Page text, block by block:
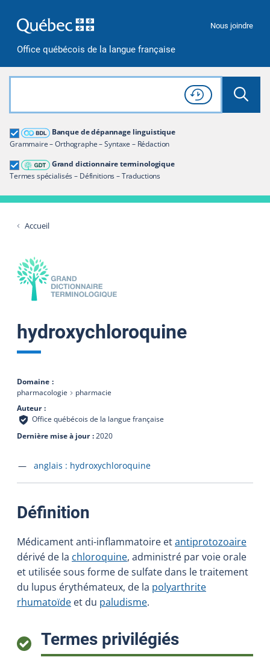
Office québécois de la langue française
Nous joindre
Rechercher dans tout le site
Lancer
Consulter l'
Historique
de recherche
Banque de dépannage linguistique
Grammaire – Orthographe – Syntaxe – Rédaction
Grand dictionnaire terminologique
Termes spécialisés – Définitions – Traductions
Grand dictionnaire terminologique
Restreindre aux termes
Accueil
hydroxychloroquine
Domaine
pharmacologie
pharmacie
Auteur
Office québécois de la langue française
Dernière mise à jour 2020
Accéder à la fiche en
anglais : hydroxychloroquine
Définition
Médicament anti-inflammatoire etantiprotozoaire
dérivé de la chloroquine, administré par voie orale
et utilisée sous forme de sulfate dans le traitement
du lupus érythémateux, de la polyarthrite
rhumatoïde et du paludisme.
Termes privilégiés: